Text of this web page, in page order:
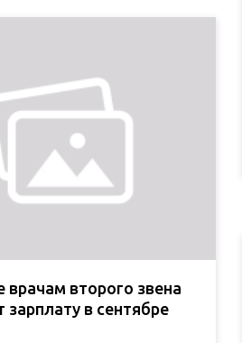
врачам второго звена
зарплату в сентябре